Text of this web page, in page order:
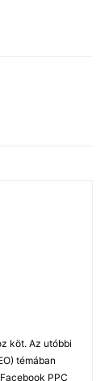
köt. Az utóbbi
témában
PPC